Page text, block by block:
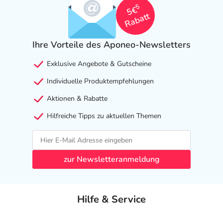
5€
5
Rabatt
Ihre Vorteile des Aponeo-Newsletters
Exklusive Angebote & Gutscheine
Individuelle Produktempfehlungen
Aktionen & Rabatte
Hilfreiche Tipps zu aktuellen Themen
zur Newsletteranmeldung
Hilfe & Service